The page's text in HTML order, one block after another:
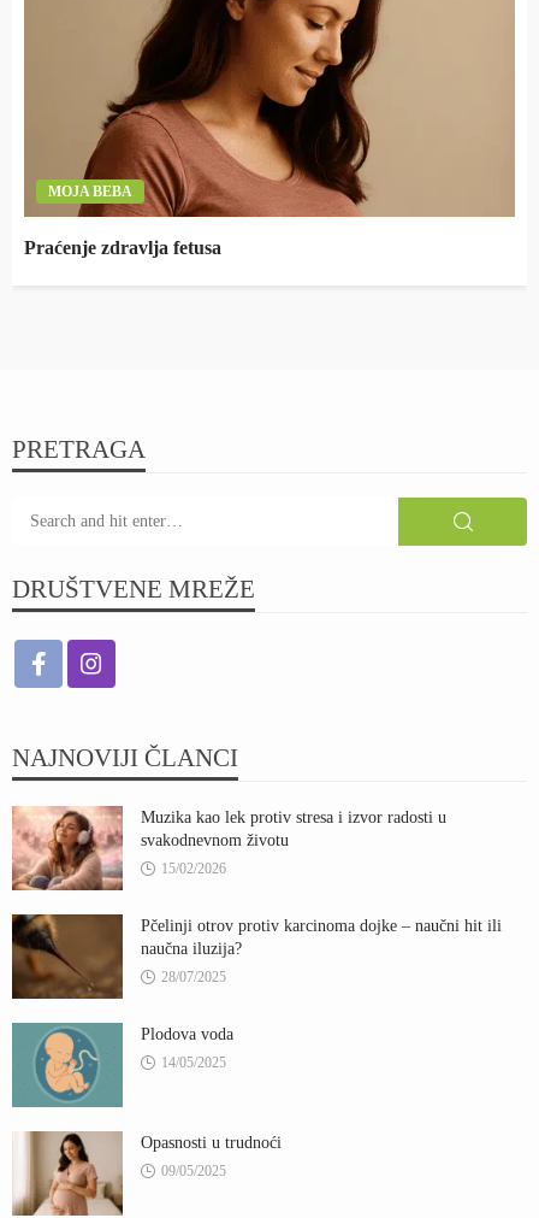
MOJA BEBA
Praćenje zdravlja fetusa
PRETRAGA
DRUŠTVENE MREŽE
NAJNOVIJI ČLANCI
Muzika kao lek protiv stresa i izvor radosti u
svakodnevnom životu
15/02/2026
Pčelinji otrov protiv karcinoma dojke – naučni hit ili
naučna iluzija?
28/07/2025
Plodova voda
14/05/2025
Opasnosti u trudnoći
09/05/2025